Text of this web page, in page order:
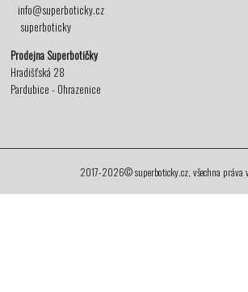
info@superboticky.cz
superboticky
Prodejna Superbotičky
Hradišťská 28
Pardubice - Ohrazenice
2017-2026© superboticky.cz, všechna práva